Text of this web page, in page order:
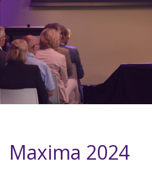
Maxima 2024